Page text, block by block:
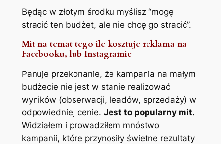
Będąc w złotym środku myślisz “mogę
stracić ten budżet, ale nie chcę go stracić”.
Mit na temat tego ile kosztuje reklama na
Facebooku, lub Instagramie
Panuje przekonanie, że kampania na małym
budżecie nie jest w stanie realizować
wyników (obserwacji, leadów, sprzedaży) w
odpowiedniej cenie. Jest to popularny mit.
Widziałem i prowadziłem mnóstwo
kampanii, które przynosiły świetne rezultaty